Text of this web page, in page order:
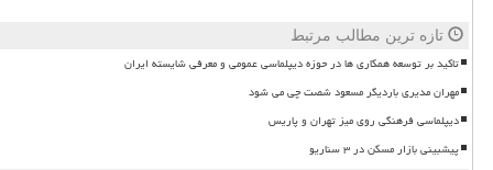
تازه ترین مطالب مرتبط
تاکید بر توسعه همکاری ها در حوزه دیپلماسی عمومی و معرفی شایسته ایران
مهران مدیری باردیگر مسعود شصت چی می شود
دیپلماسی فرهنگی روی میز تهران و پاریس
پیشبینی بازار مسکن در ۳ سناریو